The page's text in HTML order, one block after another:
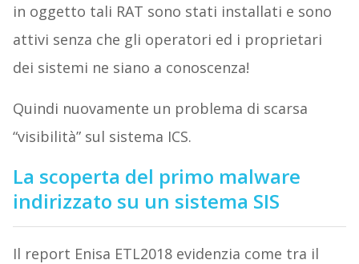
in oggetto tali RAT sono stati installati e sono
attivi senza che gli operatori ed i proprietari
dei sistemi ne siano a conoscenza!
Quindi nuovamente un problema di scarsa
“visibilità” sul sistema ICS.
La scoperta del primo malware
indirizzato su un sistema SIS
Il report Enisa ETL2018 evidenzia come tra il